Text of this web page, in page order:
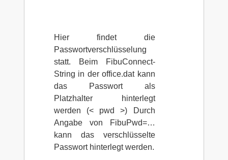
Hier findet die
Passwortverschlüsselung
statt. Beim FibuConnect-
String in der office.dat kann
das Passwort als
Platzhalter hinterlegt
werden (< pwd >) Durch
Angabe von FibuPwd=…
kann das verschlüsselte
Passwort hinterlegt werden.